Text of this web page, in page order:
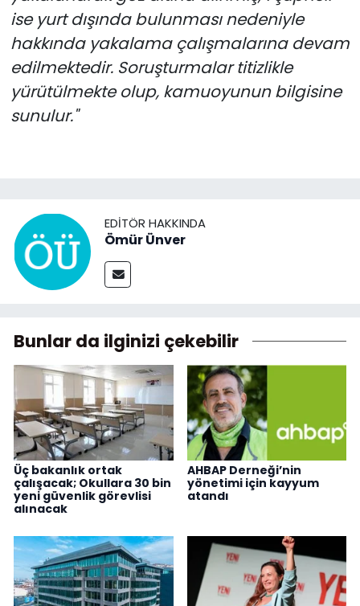
ise yurt dışında bulunması nedeniyle
hakkında yakalama çalışmalarına devam
edilmektedir. Soruşturmalar titizlikle
yürütülmekte olup, kamuoyunun bilgisine
sunulur."
EDITÖR HAKKINDA
Ömür Ünver
Bunlar da ilginizi çekebilir
Üç bakanlık ortak
çalışacak; Okullara 30 bin
yeni güvenlik görevlisi
alınacak
AHBAP Derneği’nin
yönetimi için kayyum
atandı